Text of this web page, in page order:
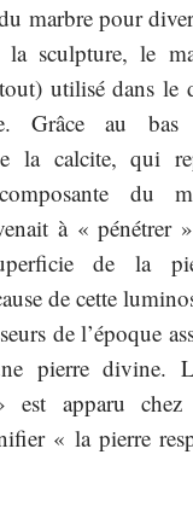
marbre pour
sculpture, le
utilisé dans le
Grâce au
la calcite, qui
du
à « pénétrer
de la
de cette
de l’époque
pierre divine.
est apparu chez
« la pierre